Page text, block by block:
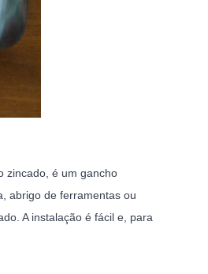
zincado, é um gancho
abrigo de ferramentas ou
A instalação é fácil e, para